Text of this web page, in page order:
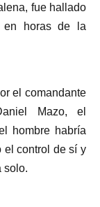
fue hallado
en horas de la
el comandante
Mazo, el
hombre habría
el control de sí y
solo.